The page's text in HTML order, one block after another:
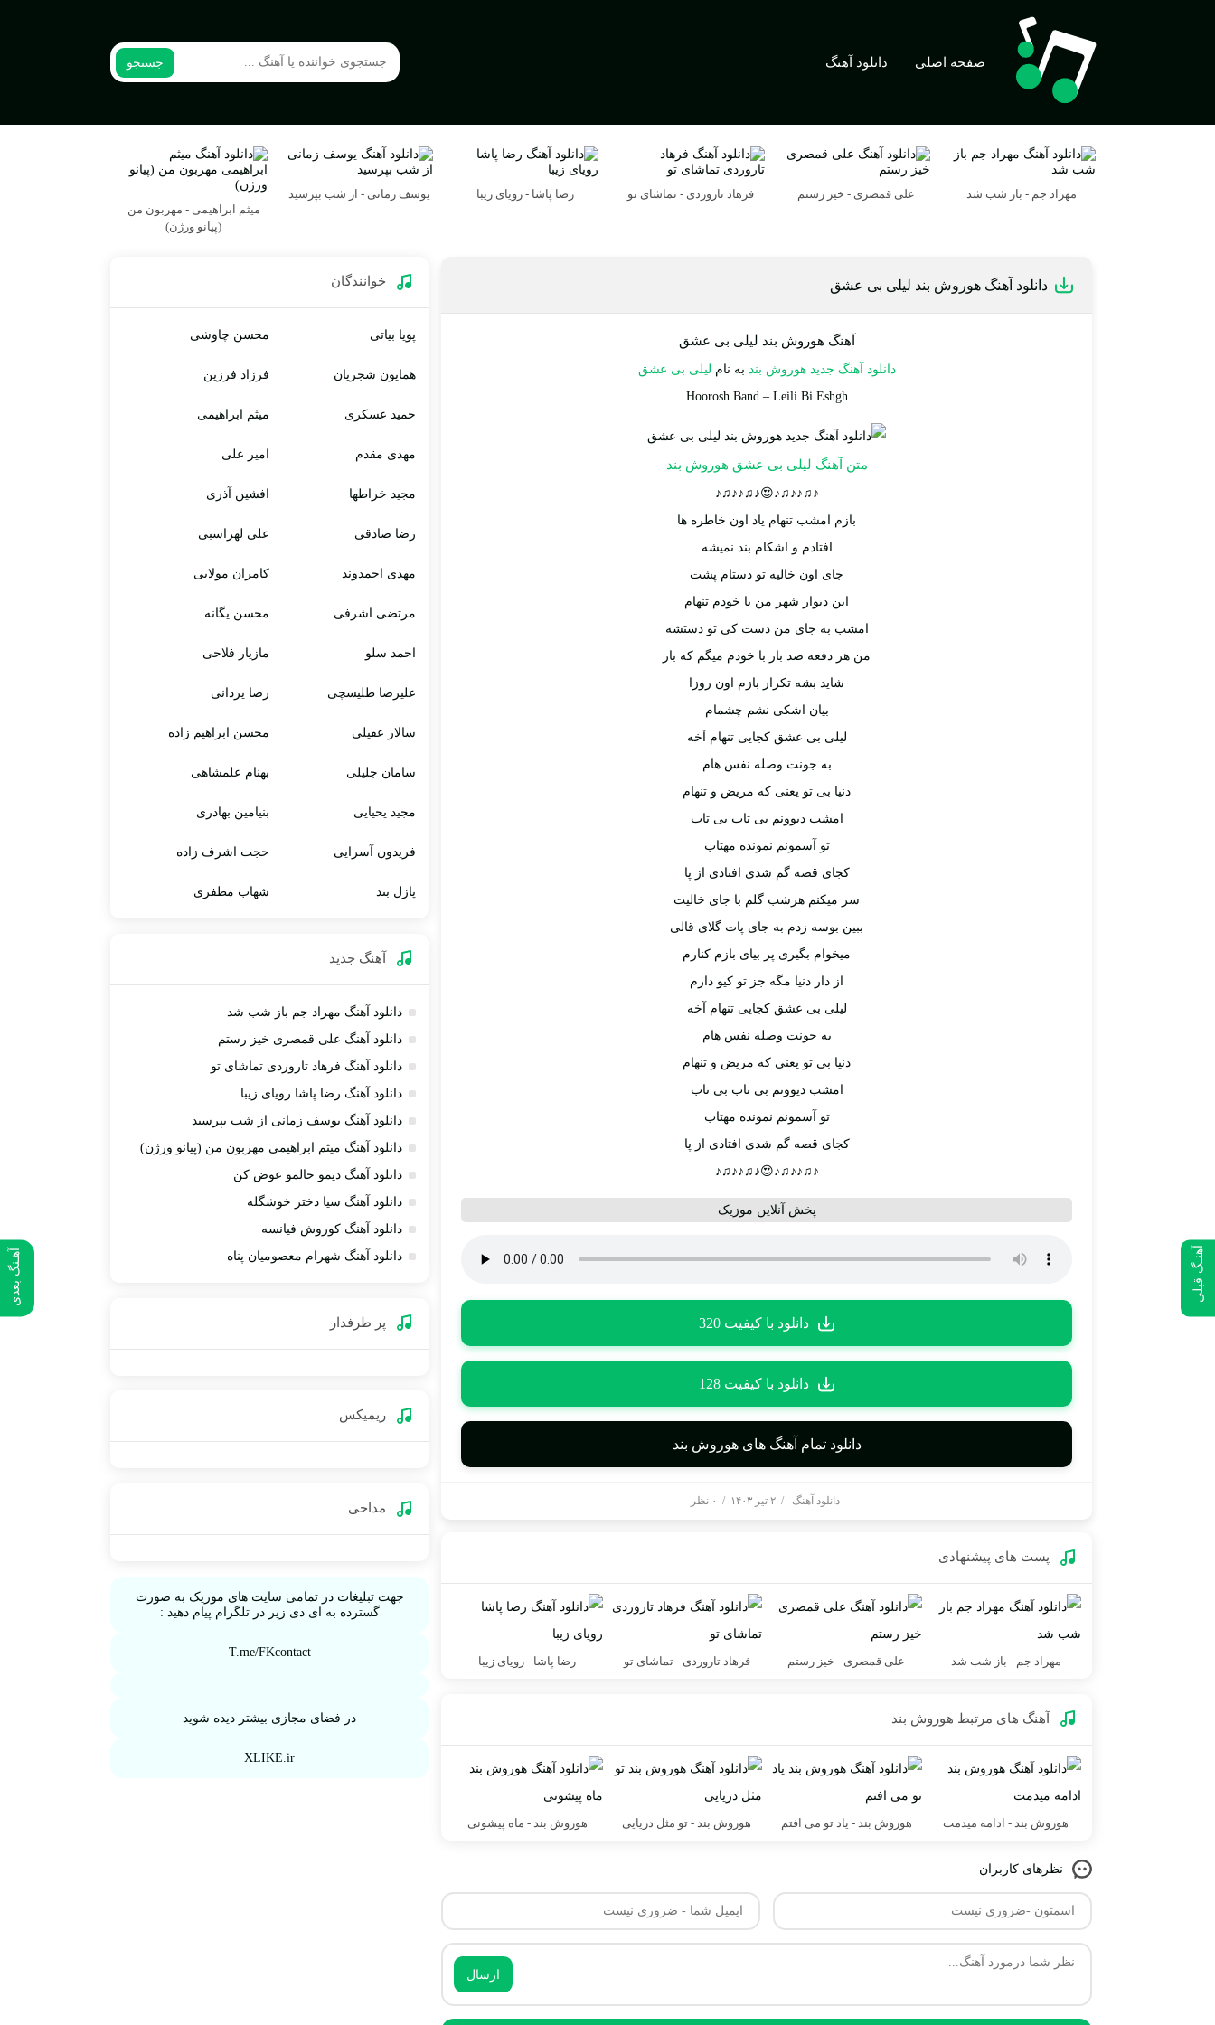
صفحه اصلی دانلود آهنگ جستجو
مهراد جم - باز شب شد علی قمصری - خیز رستم فرهاد تاروردی - تماشای تو رضا پاشا - رویای زیبا
یوسف زمانی - از شب بپرسید
میثم ابراهیمی - مهربون من
(پیانو ورژن)
دانلود آهنگ هوروش بند لیلی بی عشق
آهنگ هوروش بند لیلی بی عشق
دانلود آهنگ جدید هوروش بند به نام لیلی بی عشق
Hoorosh Band– Leili Bi Eshgh
متن آهنگ لیلی بی عشق هوروش بند
♪♫♪♪♫♪😍♪♫♪♪♫♪
بازم امشب تنهام یاد اون خاطره ها
افتادم و اشکام بند نمیشه
جای اون خالیه تو دستام پشت
این دیوار شهر من با خودم تنهام
امشب به جای من دست کی تو دستشه
من هر دفعه صد بار با خودم میگم که باز
شاید بشه تکرار بازم اون روزا
بیان اشکی نشم چشمام
لیلی بی عشق کجایی تنهام آخه
به جونت وصله نفس هام
دنیا بی تو یعنی که مریض و تنهام
امشب دیوونم بی تاب بی تاب
تو آسمونم نمونده مهتاب
کجای قصه گم شدی افتادی از پا
سر میکنم هرشب گلم با جای خالیت
ببین بوسه زدم به جای پات گلای قالی
میخوام بگیری پر بیای بازم کنارم
از دار دنیا مگه جز تو کیو دارم
لیلی بی عشق کجایی تنهام آخه
به جونت وصله نفس هام
دنیا بی تو یعنی که مریض و تنهام
امشب دیوونم بی تاب بی تاب
تو آسمونم نمونده مهتاب
کجای قصه گم شدی افتادی از پا
♪♫♪♪♫♪😍♪♫♪♪♫♪
پخش آنلاین موزیک
دانلود با کیفیت 320
دانلود با کیفیت 128
دانلود تمام آهنگ های هوروش بند
دانلود آهنگ / ۲ تیر ۱۴۰۳ / ۰ نظر
آهنـگ قبلی آهـنگ بعدی
پست های پیشنهادی
مهراد جم - باز شب شد علی قمصری - خیز رستم فرهاد تاروردی - تماشای تو رضا پاشا - رویای زیبا
آهنگ های مرتبط هوروش بند
هوروش بند - ادامه میدمت هوروش بند - یاد تو می افتم هوروش بند - تو مثل دریایی هوروش بند - ماه پیشونی
نظرهای کاربران
ارسال
خوانندگان
پویا بیاتی محسن چاوشی
همایون شجریان فرزاد فرزین
حمید عسکری میثم ابراهیمی
مهدی مقدم امیر علی
مجید خراطها افشین آذری
رضا صادقی علی لهراسبی
مهدی احمدوند کامران مولایی
مرتضی اشرفی محسن یگانه
احمد سلو مازیار فلاحی
علیرضا طلیسچی رضا یزدانی
سالار عقیلی محسن ابراهیم زاده
سامان جلیلی بهنام علمشاهی
مجید یحیایی بنیامین بهادری
فریدون آسرایی حجت اشرف زاده
پازل بند شهاب مظفری
آهنگ جديد
دانلود آهنگ مهراد جم باز شب شد
دانلود آهنگ علی قمصری خیز رستم
دانلود آهنگ فرهاد تاروردی تماشای تو
دانلود آهنگ رضا پاشا رویای زیبا
دانلود آهنگ یوسف زمانی از شب بپرسید
دانلود آهنگ میثم ابراهیمی مهربون من (پیانو ورژن)
دانلود آهنگ دیمو حالمو عوض کن
دانلود آهنگ سیا دختر خوشگله
دانلود آهنگ کوروش فیانسه
دانلود آهنگ شهرام معصومیان پناه
پر طرفدار
ریمیکس
مداحی
جهت تبلیغات در تمامی سایت های موزیک به صورت
گسترده به ای دی زیر در تلگرام پیام دهید :
T.me/FKcontact
در فضای مجازی بیشتر دیده شوید
XLIKE.ir